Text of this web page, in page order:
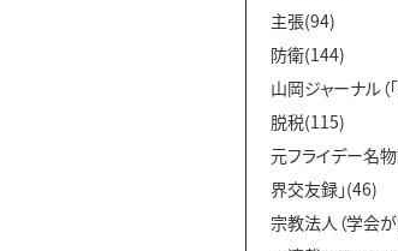
主張(94)
防衛(144)
山岡ジャーナル（
脱税(115)
元フライデー名
界交友録」(46)
宗教法人（学会が